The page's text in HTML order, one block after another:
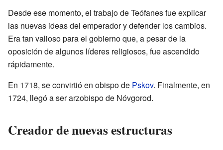
Desde ese momento, el trabajo de Teófanes fue explicar
las nuevas ideas del emperador y defender los cambios.
Era tan valioso para el gobierno que, a pesar de la
oposición de algunos líderes religiosos, fue ascendido
rápidamente.
En 1718, se convirtió en obispo de Pskov. Finalmente, en
1724, llegó a ser arzobispo de Nóvgorod.
Creador de nuevas estructuras